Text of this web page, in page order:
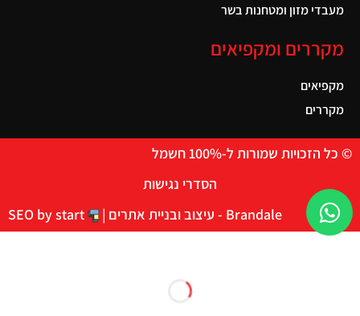
מעבדי מזון ומטחנות בשר
מקררים ומקפיאים
מקפיאים
מקררים
© כל הזכויות שמורות ל-100% חשמל
הסדרי נגישות
Brandale - עיצוב ובניית אתרים |